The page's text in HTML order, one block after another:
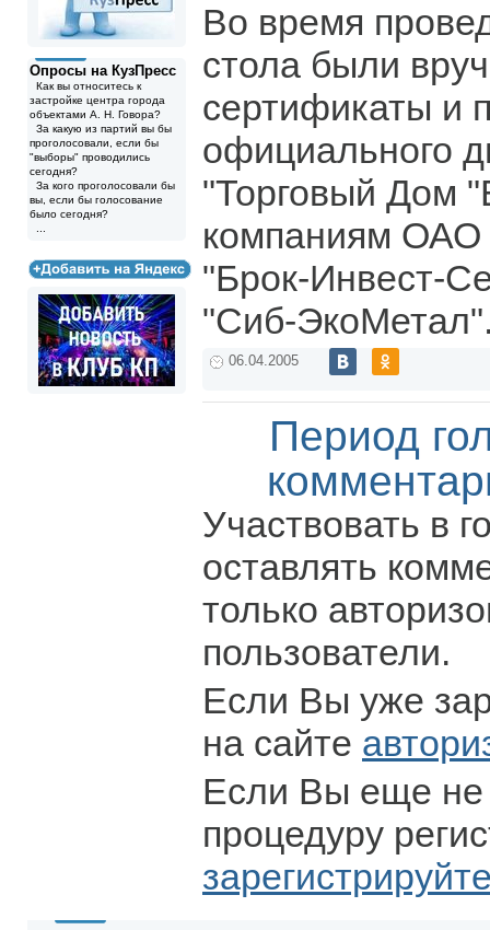
Опросы на КузПресс
Как вы относитесь к
застройке центра города
объектами А. Н. Говора?
За какую из партий вы бы
проголосовали, если бы
"выборы" проводились
сегодня?
За кого проголосовали бы
вы, если бы голосование
было сегодня?
Во время
стола были
сертификаты и
официального
"Торговый Дом
компаниям
"Брок-Инвест-
"Сиб-
06.04.2005
Период
Участвовать в
оставлять
только
пользователи.
Если Вы уже
на сайте
Если Вы еще не
процедуру